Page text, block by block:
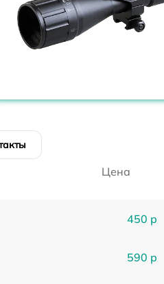
Цена
450 р
590 р